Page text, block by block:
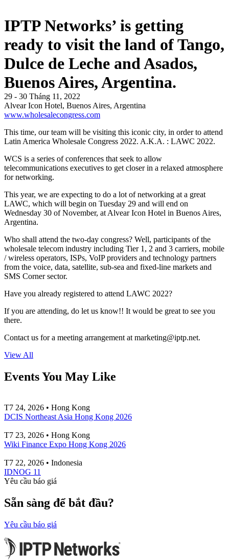
IPTP Networks’ is getting
ready to visit the land of Tango,
Dulce de Leche and Asados,
Buenos Aires, Argentina.
29 - 30 Tháng 11, 2022
Alvear Icon Hotel, Buenos Aires, Argentina
www.wholesalecongress.com
This time, our team will be visiting this iconic city, in order to attend
Latin America Wholesale Congress 2022. A.K.A. : LAWC 2022.
WCS is a series of conferences that seek to allow
telecommunications executives to get closer in a relaxed atmosphere
for networking.
This year, we are expecting to do a lot of networking at a great
LAWC, which will begin on Tuesday 29 and will end on
Wednesday 30 of November, at Alvear Icon Hotel in Buenos Aires,
Argentina.
Who shall attend the two-day congress? Well, participants of the
wholesale telecom industry including Tier 1, 2 and 3 carriers, mobile
/ wireless operators, ISPs, VoIP providers and technology partners
from the voice, data, satellite, sub-sea and fixed-line markets and
SMS Corner sector.
Have you already registered to attend LAWC 2022?
If you are attending, do let us know!! It would be great to see you
there.
Contact us for a meeting arrangement at marketing iptp.net.
View All
Events You May Like
T7 24, 2026 • Hong Kong
DCIS Northeast Asia Hong Kong 2026
T7 23, 2026 • Hong Kong
Wiki Finance Expo Hong Kong 2026
T7 22, 2026 • Indonesia
IDNOG 11
Yêu cầu báo giá
Sẵn sàng để bắt đầu?
Yêu cầu báo giá